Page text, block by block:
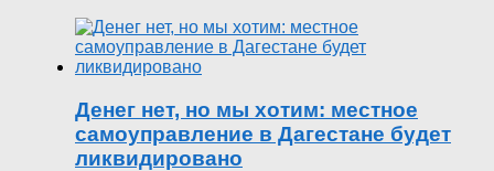
Денег нет, но мы хотим: местное
самоуправление в Дагестане будет
ликвидировано